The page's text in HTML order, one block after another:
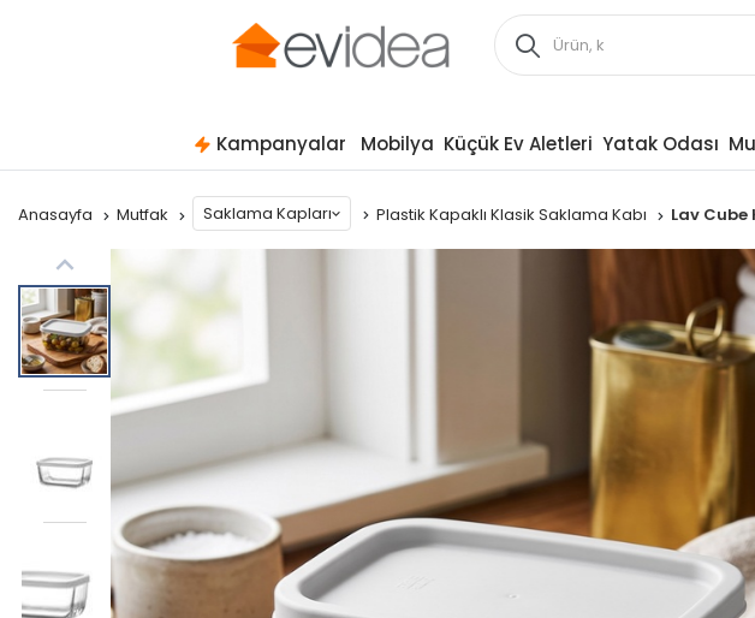
Kampanyalar Mobilya Küçük Ev Aletleri Yatak Odası
Anasayfa Mutfak Saklama Kapları Plastik Kapaklı Klasik Saklama Kabı Lav